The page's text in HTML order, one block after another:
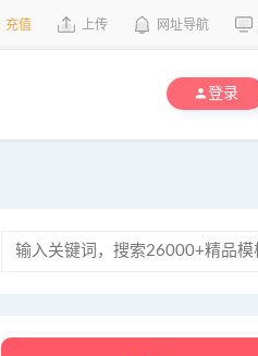
充值 上传 网址导航
登录